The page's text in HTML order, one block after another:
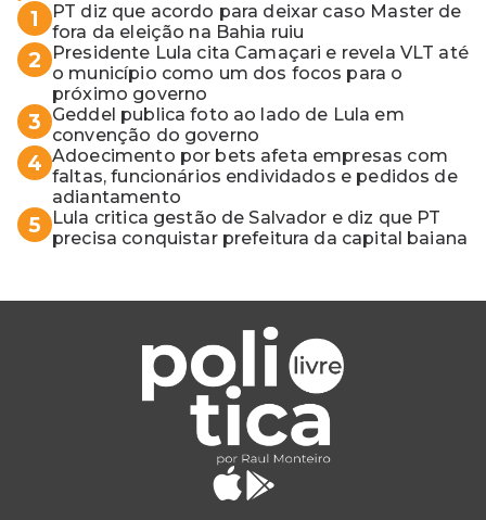
1
PT diz que acordo para deixar caso Master de
fora da eleição na Bahia ruiu
2
Presidente Lula cita Camaçari e revela VLT até
o município como um dos focos para o
próximo governo
3
Geddel publica foto ao lado de Lula em
convenção do governo
4 Adoecimento por bets afeta empresas com
faltas, funcionários endividados e pedidos de
adiantamento
5
Lula critica gestão de Salvador e diz que PT
precisa conquistar prefeitura da capital baiana